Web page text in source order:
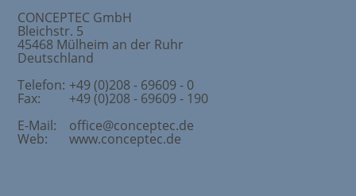
CONCEPTEC GmbH
Bleichstr. 5
45468 Mülheim an der Ruhr
Deutschland
Telefon: +49 (0)208 - 69609 - 0
Fax:
+49 (0)208 - 69609 - 190
E-Mail:
office@conceptec.de
Web: www.conceptec.de